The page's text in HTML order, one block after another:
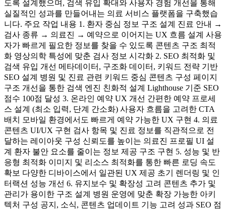
도록 설계했으며, 검색 유입 확대와 사용자 경험 개선을 통해
실질적인 성과를 만들어내는 의료 서비스 플랫폼을 구축했습
니다. 주요 작업 내용 1. 환자 중심 정보 구조 설계 진료 안내 →
검사 종류 → 의료진 → 예약으로 이어지는 UX 흐름 설계 사용
자가 빠르게 필요한 정보를 찾을 수 있도록 콘텐츠 구조 최적
화 영상의학 특성에 맞춘 검사 정보 시각화 2. SEO 최적화 및
검색 유입 개선 메타데이터, 구조화 데이터, 키워드 전략 기반
SEO 설계 병원 및 진료 관련 키워드 중심 콘텐츠 구성 페이지
구조 개선을 통한 검색 엔진 친화적 설계 Lighthouse 기준 SEO
점수 100점 달성 3. 온라인 예약 UX 개선 간편한 예약 프로세
스 설계 (최소 입력, 단계 간소화) 사용자 흐름을 고려한 CTA
배치 모바일 환경에서도 빠르게 예약 가능한 UX 구현 4. 의료
콘텐츠 UI/UX 구현 검사 항목 및 진료 정보를 직관적으로 전
달하는 레이아웃 구성 신뢰도를 높이는 의료진 프로필 UI 설
계 환자 불안 요소를 줄이는 정보 제공 구조 구현 5. 성능 및 반
응형 최적화 이미지 및 리소스 최적화를 통한 빠른 로딩 속도
확보 다양한 디바이스에서 일관된 UX 제공 초기 렌더링 및 인
터랙션 성능 개선 6. 유지보수 및 확장성 고려 콘텐츠 추가 및
관리가 용이한 구조 설계 병원 운영에 맞춘 확장 가능한 아키
텍처 구성 공지, 소식, 콘텐츠 업데이트 기능 고려 성과 SEO 점